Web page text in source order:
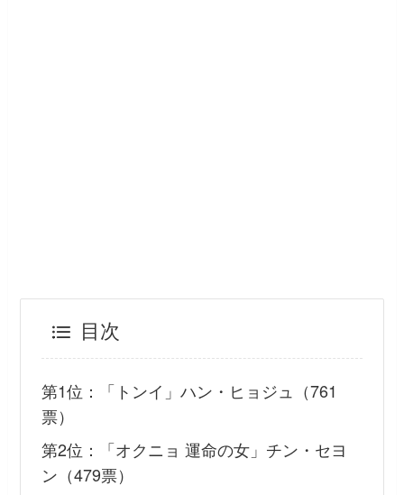
目次
第1位：「トンイ」ハン・ヒョジュ（761
票）
第2位：「オクニョ 運命の女」チン・セヨ
ン（479票）